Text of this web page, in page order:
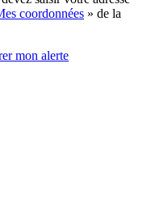
coordonnées » de la
mon alerte